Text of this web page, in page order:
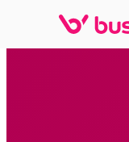
Home